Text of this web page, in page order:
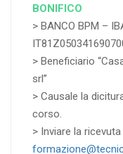
BONIFICO
> BANCO BPM –
> Beneficiario
srl”
> Causale la
corso.
> Inviare la ricevuta